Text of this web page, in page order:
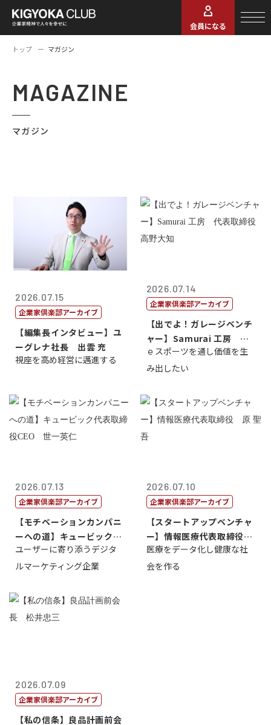
会員になる
トップ マガジン
MAGAZINE
マガジン
2026.07.15
企業家倶楽部アーカイブ
【編集長インタビュー】ユ
ーグレナ社長 出雲 充
視座を高め経営に邁進する
2026.07.14
企業家倶楽部アーカイブ
【出でよ！ガレージベンチ
ャー】Samurai 工房 代
表取締...
ｅスポーツを通し価値を生
み出したい
2026.07.13
企業家倶楽部アーカイブ
【モチベーションカンパニ
ーへの道】キュービック代
表取締役CE...
ユーザーに寄り添うデジタ
ルマーケティング企業
2026.07.10
企業家倶楽部アーカイブ
【スタートアップベンチャ
ー】情報医療代表取締役
原 聖吾
医療をデータ化し健康な社
会を作る
2026.07.09
企業家倶楽部アーカイブ
【私の信条】良品計画前会